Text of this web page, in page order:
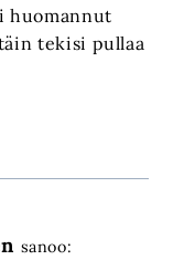
huomannut
tekisi pullaa
sanoo: